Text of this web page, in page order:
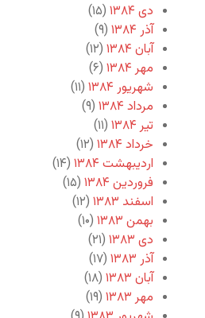
دی ۱۳۸۴
(۱۵)
آذر ۱۳۸۴
(۹)
آبان ۱۳۸۴
(۱۲)
مهر ۱۳۸۴
(۶)
شهریور ۱۳۸۴
(۱۱)
مرداد ۱۳۸۴
(۹)
تیر ۱۳۸۴
(۱۱)
خرداد ۱۳۸۴
(۱۲)
اردیبهشت ۱۳۸۴
(۱۴)
فروردین ۱۳۸۴
(۱۵)
اسفند ۱۳۸۳
(۱۲)
بهمن ۱۳۸۳
(۱۰)
دی ۱۳۸۳
(۲۱)
آذر ۱۳۸۳
(۱۷)
آبان ۱۳۸۳
(۱۸)
مهر ۱۳۸۳
(۱۹)